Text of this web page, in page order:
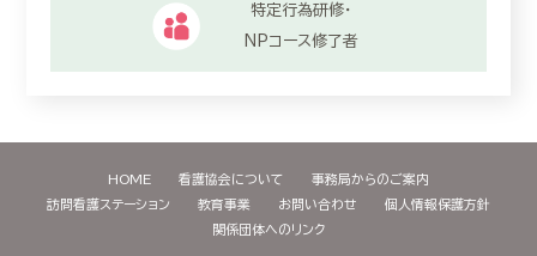
特定行為研修・
NPコース修了者
HOME 看護協会について
事務局からのご案内
訪問看護ステーション
教育事業 お問い合わせ
個人情報保護方針
関係団体へのリンク